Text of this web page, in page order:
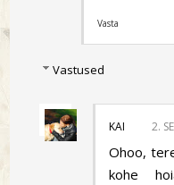
Vasta
Vastused
KAI 2.
Ohoo,
kohe